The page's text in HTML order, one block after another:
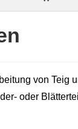
von Teig
oder